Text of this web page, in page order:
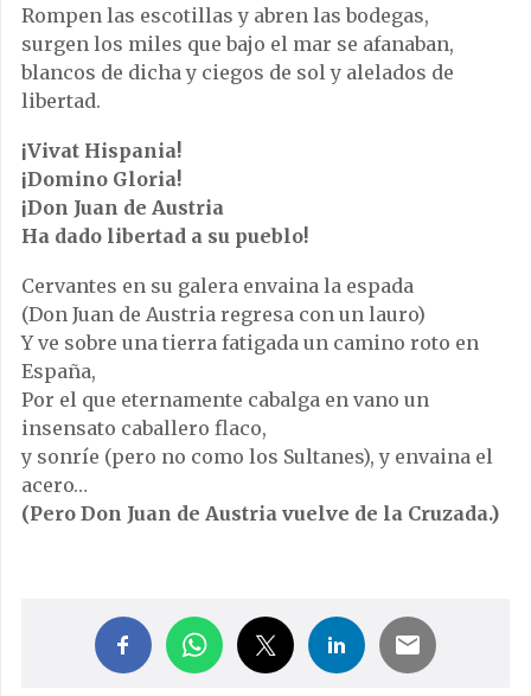
Rompen las escotillas y abren las bodegas,
surgen los miles que bajo el mar se afanaban,
blancos de dicha y ciegos de sol y alelados de
libertad.
¡Vivat Hispania!
¡Domino Gloria!
¡Don Juan de Austria
Ha dado libertad a su pueblo!
Cervantes en su galera envaina la espada
(Don Juan de Austria regresa con un lauro)
Y ve sobre una tierra fatigada un camino roto en
España,
Por el que eternamente cabalga en vano un
insensato caballero flaco,
y sonríe (pero no como los Sultanes), y envaina el
acero…
(Pero Don Juan de Austria vuelve de la Cruzada.)